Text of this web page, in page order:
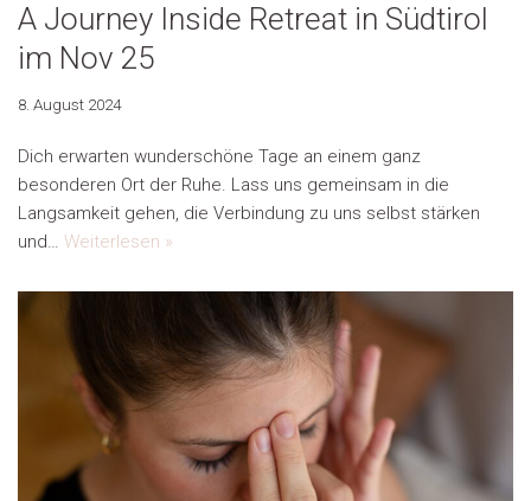
A Journey Inside Retreat in Südtirol
im Nov 25
8. August 2024
Dich erwarten wunderschöne Tage an einem ganz
besonderen Ort der Ruhe. Lass uns gemeinsam in die
Langsamkeit gehen, die Verbindung zu uns selbst stärken
und… Weiterlesen »